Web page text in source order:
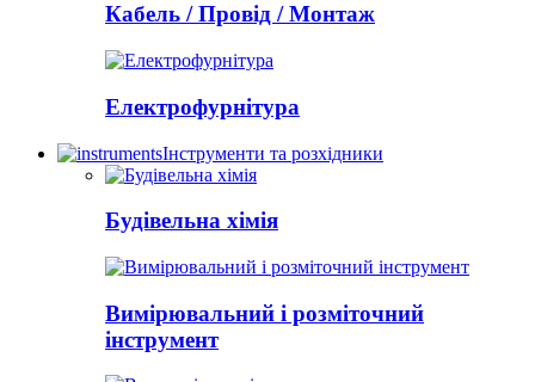
Кабель / Провід / Монтаж
Електрофурнітура
Інструменти та розхідники
Будівельна хімія
Вимірювальний і розміточний
інструмент